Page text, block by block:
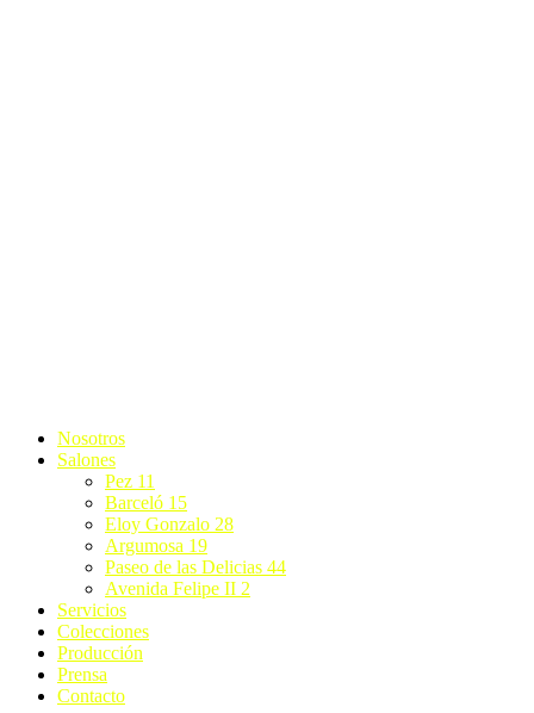
Nosotros
Salones
Pez 11
Barceló 15
Eloy Gonzalo 28
Argumosa 19
Paseo de las Delicias 44
Avenida Felipe II 2
Servicios
Colecciones
Producción
Prensa
Contacto